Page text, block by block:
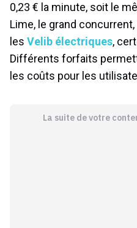
0,23 € la minute, soit le
Lime, le grand
les Velib électriques,
Différents forfaits
les coûts pour les
La suite de votre